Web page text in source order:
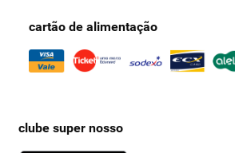
cartão de alimentação
clube super nosso